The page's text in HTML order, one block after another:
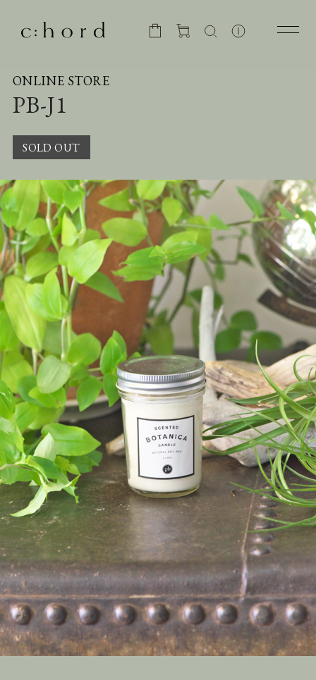
ONLINE STORE
PB-J1